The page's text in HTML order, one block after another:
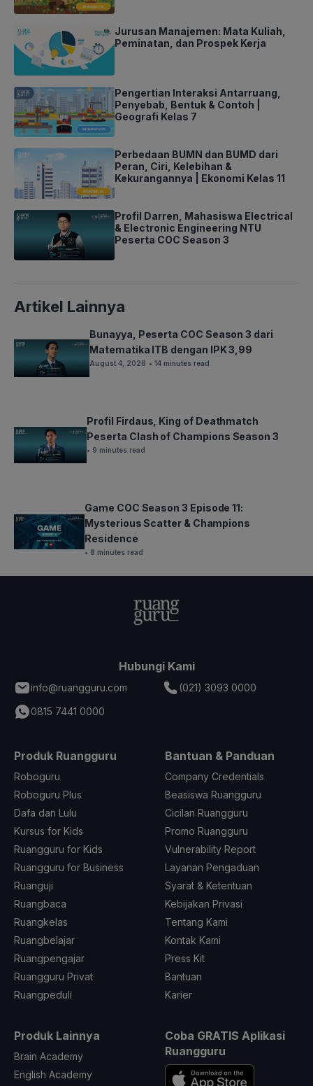
Jurusan Manajemen: Mata Kuliah,
Peminatan, dan Prospek Kerja
Pengertian Interaksi Antarruang,
Penyebab, Bentuk & Contoh |
Geografi Kelas 7
Perbedaan BUMN dan BUMD dari
Peran, Ciri, Kelebihan &
Kekurangannya | Ekonomi Kelas 11
Profil Darren, Mahasiswa Electrical
& Electronic Engineering NTU
Peserta COC Season 3
Artikel Lainnya
Bunayya, Peserta COC Season 3 dari
Matematika ITB dengan IPK 3,99
August 4, 2026 • 14 minutes read
Profil Firdaus, King of Deathmatch
Peserta Clash of Champions Season 3
• 9 minutes read
Game COC Season 3 Episode 11:
Mysterious Scatter & Champions
Residence
• 8 minutes read
Hubungi Kami
info@ruangguru.com
(021) 3093 0000
0815 7441 0000
Produk Ruangguru
Roboguru
Roboguru Plus
Dafa dan Lulu
Kursus for Kids
Ruangguru for Kids
Ruangguru for Business
Ruanguji
Ruangbaca
Ruangkelas
Ruangbelajar
Ruangpengajar
Ruangguru Privat
Ruangpeduli
Bantuan & Panduan
Company Credentials
Beasiswa Ruangguru
Cicilan Ruangguru
Promo Ruangguru
Vulnerability Report
Layanan Pengaduan
Syarat & Ketentuan
Kebijakan Privasi
Tentang Kami
Kontak Kami
Press Kit
Bantuan
Karier
Produk Lainnya
Brain Academy
English Academy
Coba GRATIS Aplikasi
Ruangguru